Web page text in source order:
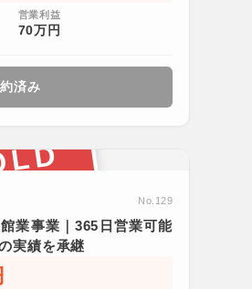
営業利益
70万円
済み
No.129
業事業｜365日営業可能
実績を承継